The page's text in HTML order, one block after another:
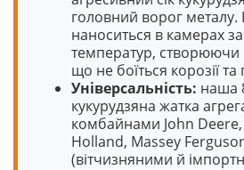
головний ворог
наноситься в камерах
температур,
що не боїться корозії
Універсальність: наша
кукурудзяна жатка
комбайнами John Deere,
Holland, Massey
(вітчизняними й